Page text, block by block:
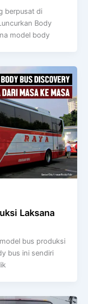
berpusat di
Body
model body
Laksana
bus produksi
bus ini sendiri